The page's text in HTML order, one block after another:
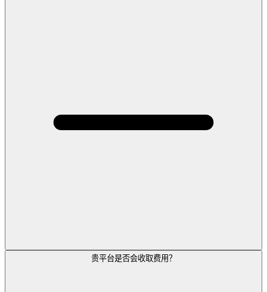
贵平台是否会收取费用？